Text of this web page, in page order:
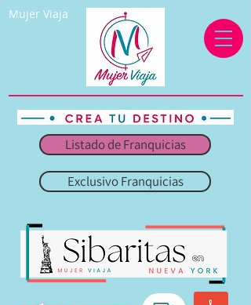
Mujer Viaja
Listado de Franquicias
Exclusivo Franquicias